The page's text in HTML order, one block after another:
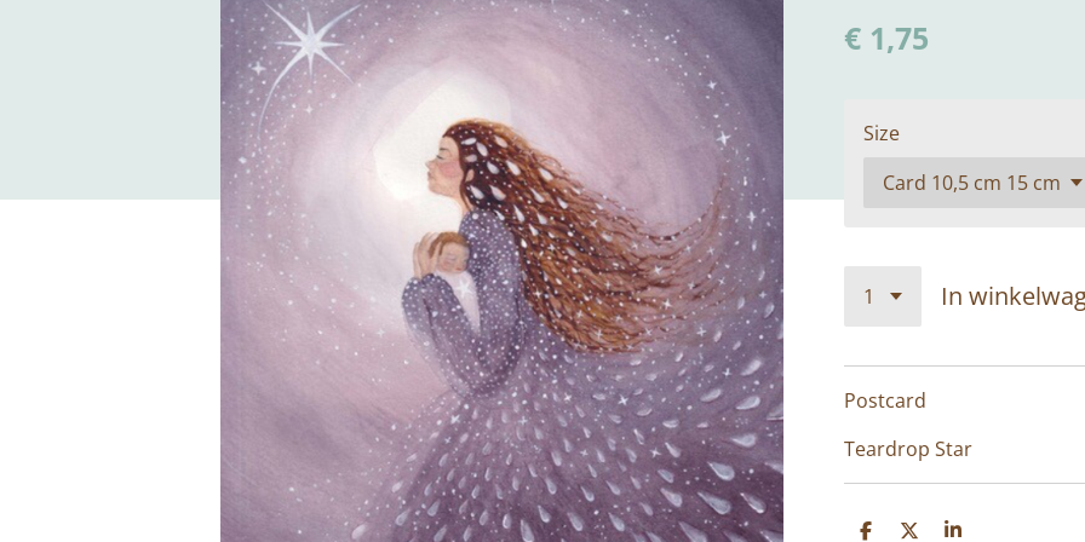
€ 1,75
Size
In
Postcard
Teardrop Star
D D S